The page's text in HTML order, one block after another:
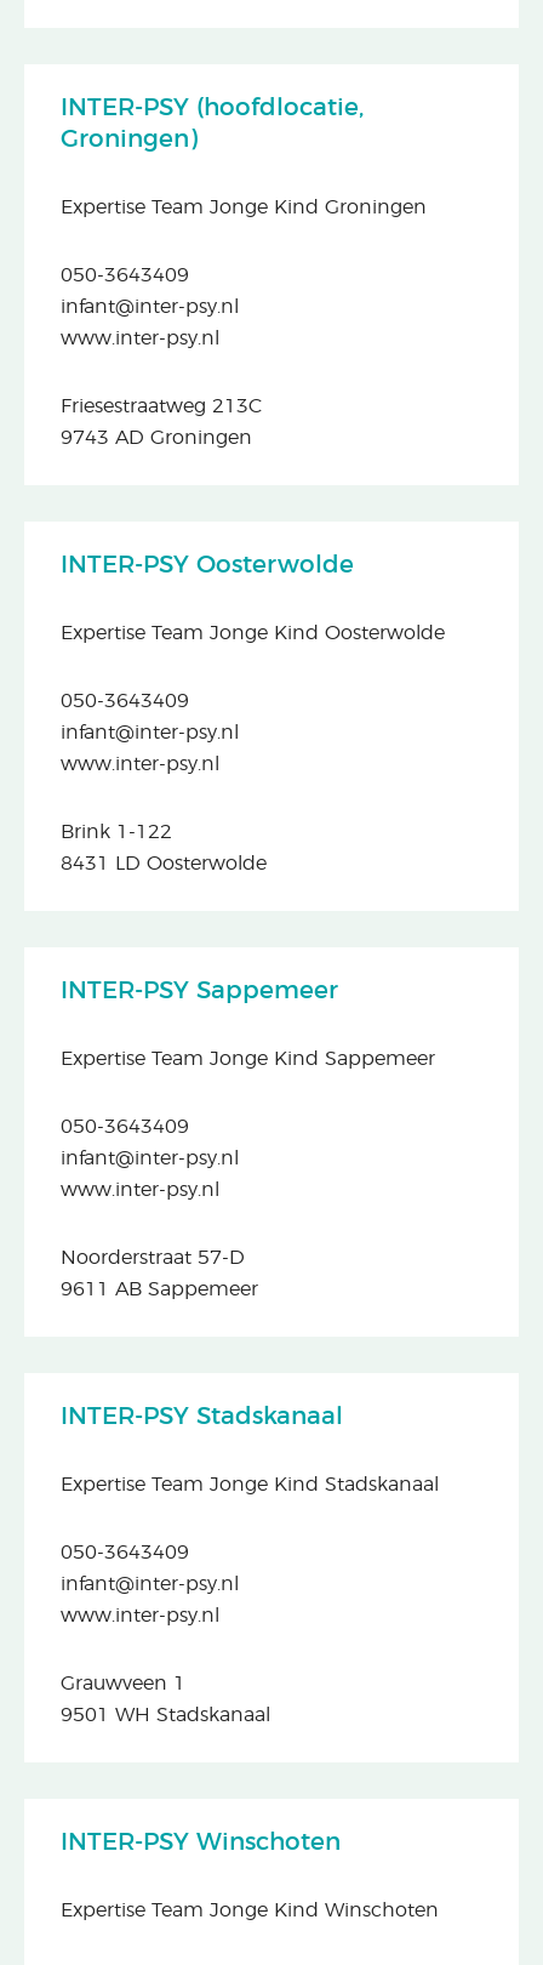
INTER-PSY (hoofdlocatie,
Groningen)
Expertise Team Jonge Kind Groningen
050-3643409
infant@inter-psy.nl
www.inter-psy.nl
Friesestraatweg 213C
9743 AD Groningen
INTER-PSY Oosterwolde
Expertise Team Jonge Kind Oosterwolde
050-3643409
infant@inter-psy.nl
www.inter-psy.nl
Brink 1-122
8431 LD Oosterwolde
INTER-PSY Sappemeer
Expertise Team Jonge Kind Sappemeer
050-3643409
infant@inter-psy.nl
www.inter-psy.nl
Noorderstraat 57-D
9611 AB Sappemeer
INTER-PSY Stadskanaal
Expertise Team Jonge Kind Stadskanaal
050-3643409
infant@inter-psy.nl
www.inter-psy.nl
Grauwveen 1
9501 WH Stadskanaal
INTER-PSY Winschoten
Expertise Team Jonge Kind Winschoten